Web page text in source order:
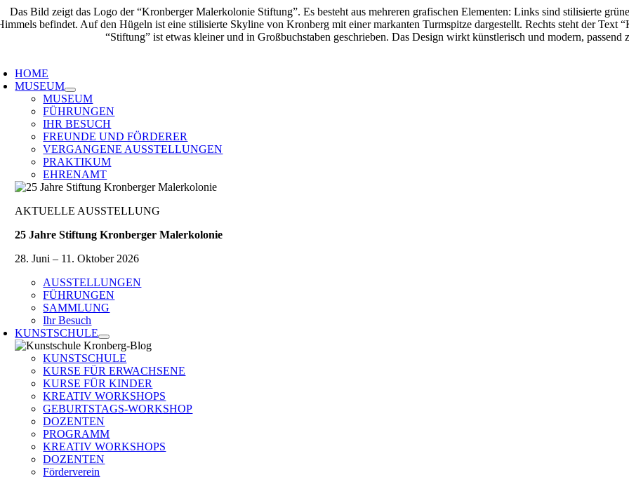
Zum
Inhalt
HOME
MUSEUM
MUSEUM
FÜHRUNGEN
IHR BESUCH
FREUNDE UND FÖRDERER
VERGANGENE AUSSTELLUNGEN
PRAKTIKUM
EHRENAMT
AKTUELLE AUSSTELLUNG
25 Jahre Stiftung Kronberger Malerkolonie
28. Juni – 11. Oktober 2026
AUSSTELLUNGEN
FÜHRUNGEN
SAMMLUNG
Ihr Besuch
KUNSTSCHULE
KUNSTSCHULE
KURSE FÜR ERWACHSENE
KURSE FÜR KINDER
KREATIV WORKSHOPS
GEBURTSTAGS-WORKSHOP
DOZENTEN
PROGRAMM
KREATIV WORKSHOPS
DOZENTEN
Förderverein